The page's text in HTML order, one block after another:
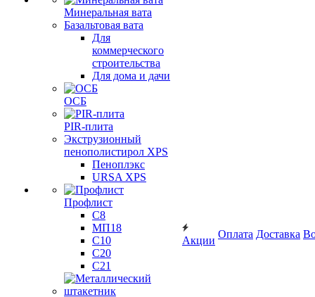
Минеральная вата
Базальтовая вата
Для
коммерческого
строительства
Для дома и дачи
ОСБ
PIR-плита
Экструзионный
пенополистирол XPS
Пеноплэкс
URSA XPS
Профлист
С8
МП18
С10
С20
С21
Акции
Оплата Доставка